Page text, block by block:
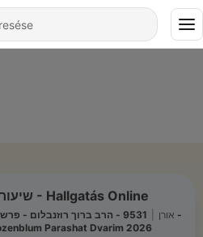
שיעורי תורה אורן 2 - Hallgatás Online
אורן
9531 - הרב ברוך רוזנבלום -
Parashat Dvarim 2026